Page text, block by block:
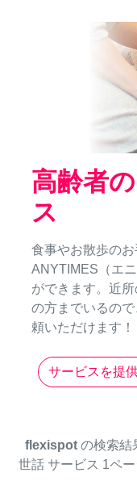
高齢者
ス
食事やお散歩の
ANYTIMES（エ
ができます。近
の方までいるの
頼いただけます！
サービスを提
flexispot の検索結
世話 サービス 1ペー